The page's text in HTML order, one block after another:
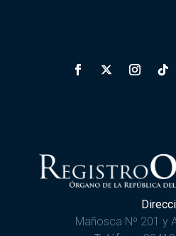
Mañosca Nº 201 y